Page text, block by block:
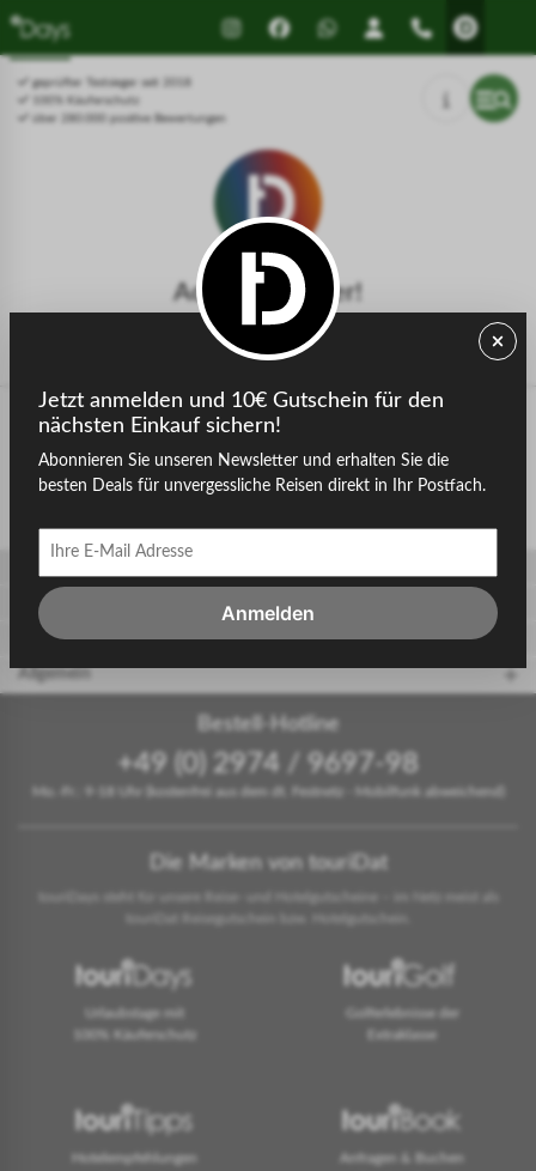
Drücken Sie Alt+1 für den
Bildschirmlesemodus, Alt+0 zum
Abbrechen
Leitfaden für barrierefreie
Bildschirmlesegeräte, Feedback
und Fehlerberichte | Neues
Fenstergeprüfter Testsieger seit 2018
100% Käuferschutz
über 280.000 positive Bewertungen
Achtung, Fehler!
Die gesuchte Seite konnte nicht gefunden werden.
zurück zur Startseite
Gastgeber
touriDat Reiseblog
Allgemein
Bestell-Hotline
+49 (0) 2974 / 9697-98
Mo.-Fr.: 9-18 Uhr (kostenfrei aus dem dt. Festnetz - Mobilfunk abweichend)
Die Marken von touriDat
touriDays steht für unsere Reise- und Hotelgutscheine – im Netz meist als
touriDat Reisegutschein bzw. Hotelgutschein.
Urlaubstage mit
100% Käuferschutz
Golferlebnisse der
Extraklasse
Hotelempfehlungen
Anfragen & Buchen
Jetzt anmelden und 10€ Gutschein für den
nächsten Einkauf sichern!
Abonnieren Sie unseren Newsletter und erhalten Sie die
besten Deals für unvergessliche Reisen direkt in Ihr Postfach.
Anmelden